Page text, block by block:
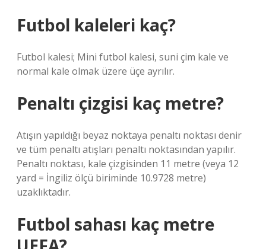
Futbol kaleleri kaç?
Futbol kalesi; Mini futbol kalesi, suni çim kale ve
normal kale olmak üzere üçe ayrılır.
Penaltı çizgisi kaç metre?
Atışın yapıldığı beyaz noktaya penaltı noktası denir
ve tüm penaltı atışları penaltı noktasından yapılır.
Penaltı noktası, kale çizgisinden 11 metre (veya 12
yard = İngiliz ölçü biriminde 10.9728 metre)
uzaklıktadır.
Futbol sahası kaç metre